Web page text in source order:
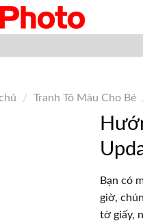
/ Tranh Tô Màu Cho Bé
Bạn có
giờ,
tờ giấy,